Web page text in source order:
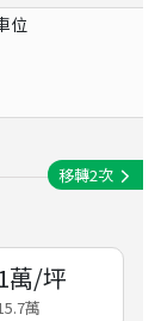
位
移轉2次
萬/坪
萬